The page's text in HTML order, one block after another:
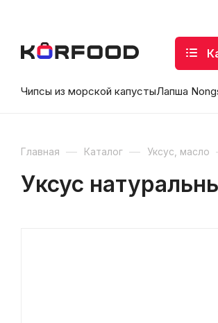
Чипсы из морской капустыЛапша
Главная — Каталог — Уксус, масло
Уксус